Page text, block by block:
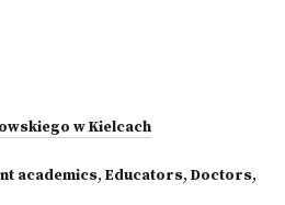
w Kielcach
academics, Educators, Doctors,